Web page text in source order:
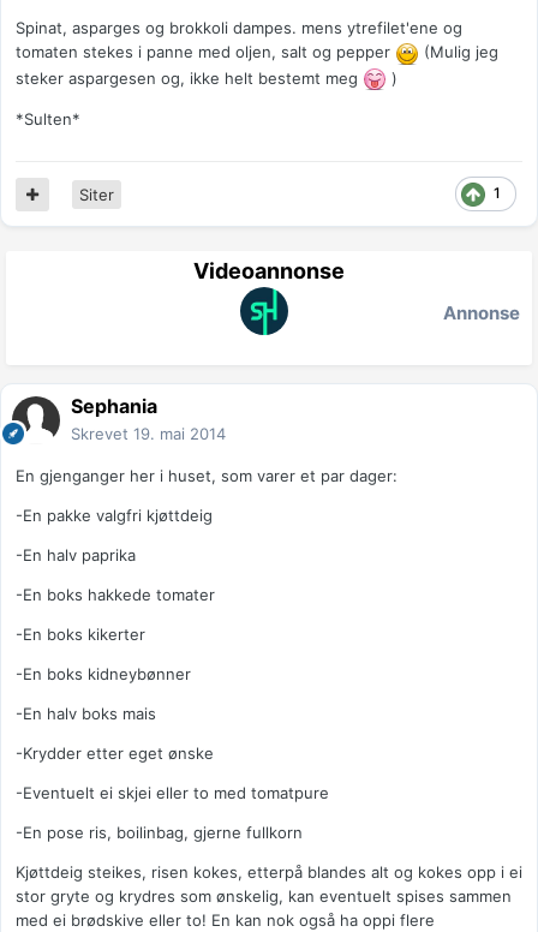
Spinat, asparges og brokkoli dampes. mens ytrefilet'ene og
tomaten stekes i panne med oljen, salt og pepper
(Mulig jeg
steker aspargesen og, ikke helt bestemt meg
)
*Sulten*
1
Siter
Videoannonse
Annonse
Sephania
Skrevet 19. mai 2014
En gjenganger her i huset, som varer et par dager:
-En pakke valgfri kjøttdeig
-En halv paprika
-En boks hakkede tomater
-En boks kikerter
-En boks kidneybønner
-En halv boks mais
-Krydder etter eget ønske
-Eventuelt ei skjei eller to med tomatpure
-En pose ris, boilinbag, gjerne fullkorn
Kjøttdeig steikes, risen kokes, etterpå blandes alt og kokes opp i ei
stor gryte og krydres som ønskelig, kan eventuelt spises sammen
med ei brødskive eller to! En kan nok også ha oppi flere